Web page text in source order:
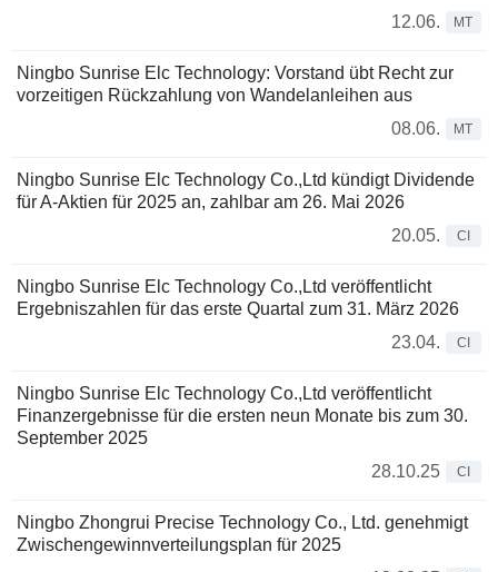
12.06.
MT
Ningbo Sunrise Elc Technology: Vorstand übt Recht zur
vorzeitigen Rückzahlung von Wandelanleihen aus
08.06.
MT
Ningbo Sunrise Elc Technology Co.,Ltd kündigt Dividende
für A-Aktien für 2025 an, zahlbar am 26. Mai 2026
20.05.
CI
Ningbo Sunrise Elc Technology Co.,Ltd veröffentlicht
Ergebniszahlen für das erste Quartal zum 31. März 2026
23.04.
CI
Ningbo Sunrise Elc Technology Co.,Ltd veröffentlicht
Finanzergebnisse für die ersten neun Monate bis zum 30.
September 2025
28.10.25
CI
Ningbo Zhongrui Precise Technology Co., Ltd. genehmigt
Zwischengewinnverteilungsplan für 2025